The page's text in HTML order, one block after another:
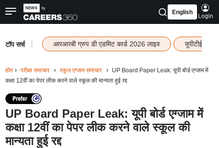
English
Login
टॉप सर्च आरआरबी ग्रुप डी एडमिट कार्ड 2026 लाइव यूपीटीईटी
होम परीक्षा समाचार स्कूल एग्जाम समाचार
UP Board Paper Leak: यूपी बोर्ड एग्जाम में
कक्षा 12वीं का पेपर लीक करने वाले स्कूल की मान्यता हुई रद्द
UP Board Paper Leak: यूपी बोर्ड एग्जाम में
कक्षा 12वीं का पेपर लीक करने वाले स्कूल की
मान्यता हुई रद्द